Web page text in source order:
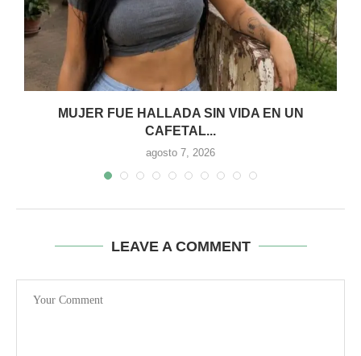
MUJER FUE HALLADA SIN VIDA EN UN
CAFETAL...
agosto 7, 2026
LEAVE A COMMENT